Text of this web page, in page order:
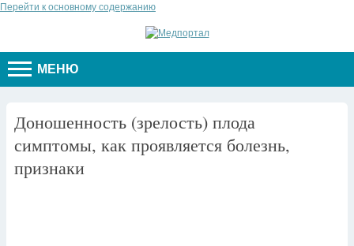
Перейти к основному содержанию
МЕНЮ
Доношенность (зрелость) плода
симптомы, как проявляется болезнь,
признаки